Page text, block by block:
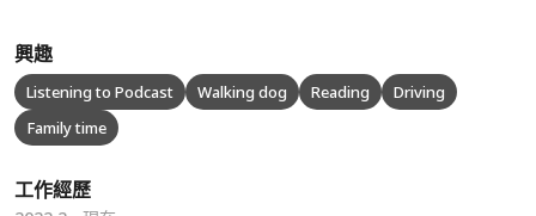
興趣
Listening to Podcast Walking dog Reading
Driving
Family time
工作經歷